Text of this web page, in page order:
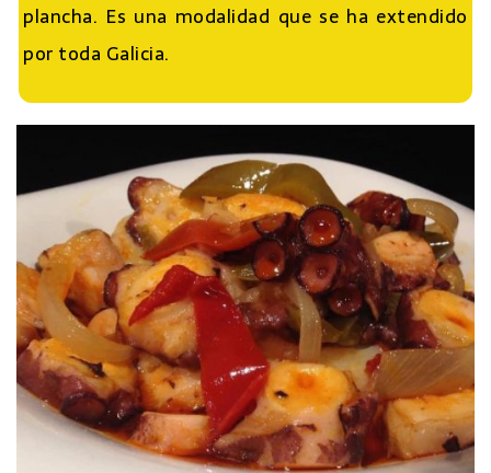
plancha. Es una modalidad que se ha extendido
por toda Galicia.